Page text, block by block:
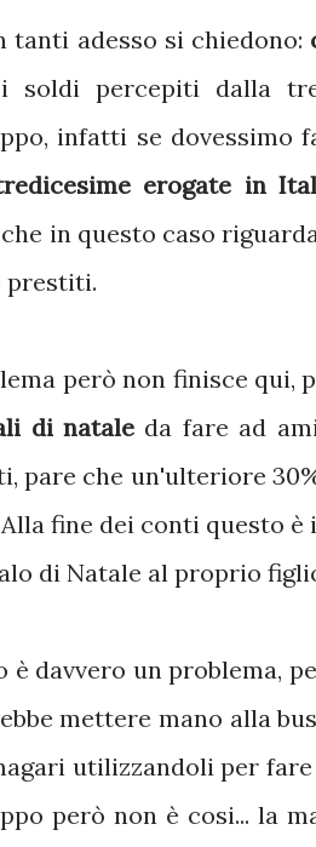
tanti adesso si chiedono:
soldi percepiti dalla
infatti se dovessimo
erogate in
in questo caso
prestiti.
però non finisce qui,
di natale da fare ad
pare che un'ulteriore
Alla fine dei conti questo
di Natale al proprio
è davvero un problema,
mettere mano alla
utilizzandoli per
però non è cosi... la